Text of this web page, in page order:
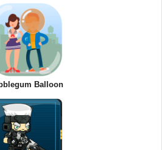
Balloon